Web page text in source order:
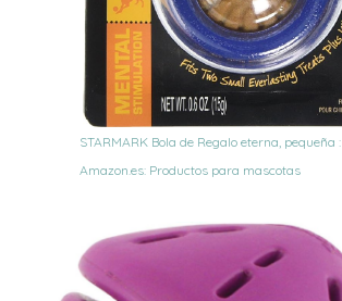
STARMARK Bola de Regalo eterna, pequeña :
Amazon.es: Productos para mascotas